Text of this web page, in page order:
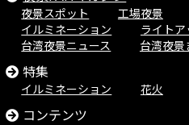
夜景スポット 工場夜景
イルミネーション
ライト
台湾夜景ニュース
台湾夜景
特集
イルミネーション 花火
コンテンツ